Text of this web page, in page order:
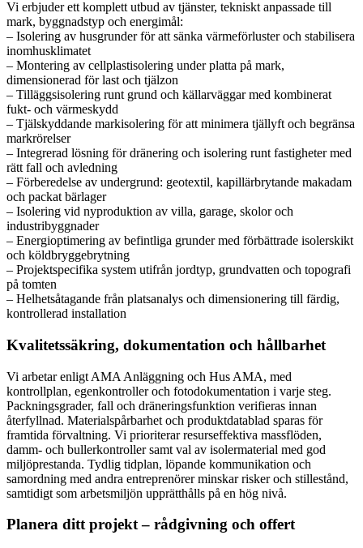
Vi erbjuder ett komplett utbud av tjänster, tekniskt anpassade till
mark, byggnadstyp och energimål:
– Isolering av husgrunder för att sänka värmeförluster och stabilisera
inomhusklimatet
– Montering av cellplastisolering under platta på mark,
dimensionerad för last och tjälzon
– Tilläggsisolering runt grund och källarväggar med kombinerat
fukt- och värmeskydd
– Tjälskyddande markisolering för att minimera tjällyft och begränsa
markrörelser
– Integrerad lösning för dränering och isolering runt fastigheter med
rätt fall och avledning
– Förberedelse av undergrund: geotextil, kapillärbrytande makadam
och packat bärlager
– Isolering vid nyproduktion av villa, garage, skolor och
industribyggnader
– Energioptimering av befintliga grunder med förbättrade isolerskikt
och köldbryggebrytning
– Projektspecifika system utifrån jordtyp, grundvatten och topografi
på tomten
– Helhetsåtagande från platsanalys och dimensionering till färdig,
kontrollerad installation
Kvalitetssäkring, dokumentation och hållbarhet
Vi arbetar enligt AMA Anläggning och Hus AMA, med
kontrollplan, egenkontroller och fotodokumentation i varje steg.
Packningsgrader, fall och dräneringsfunktion verifieras innan
återfyllnad. Materialspårbarhet och produktdatablad sparas för
framtida förvaltning. Vi prioriterar resurseffektiva massflöden,
damm- och bullerkontroller samt val av isolermaterial med god
miljöprestanda. Tydlig tidplan, löpande kommunikation och
samordning med andra entreprenörer minskar risker och stillestånd,
samtidigt som arbetsmiljön upprätthålls på en hög nivå.
Planera ditt projekt – rådgivning och offert